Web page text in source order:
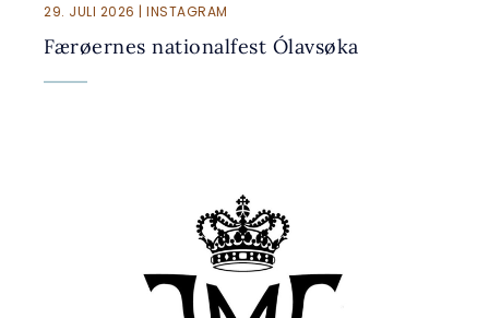
29. JULI 2026 | INSTAGRAM
Færøernes nationalfest Ólavsøka